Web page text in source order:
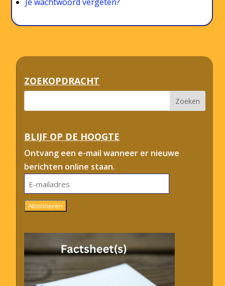
ZOEKOPDRACHT
BLIJF OP DE HOOGTE
Ontvang een e-mail wanneer er nieuwe
berichten online staan.
E-
mailadres
Abonneren